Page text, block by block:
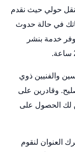
حولي حيث نقدم
في حالة حدوث
خدمة بنشر
والفنيين ذوي
وقادرين على
لك الحصول على
العنوان لنقوم